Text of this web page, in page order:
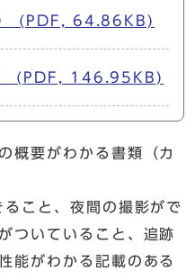
） (PDF, 64.86KB)
(PDF, 146.95KB)
概要がわかる書類（カ
こと、夜間の撮影がで
ついていること、追跡
能がわかる記載のある